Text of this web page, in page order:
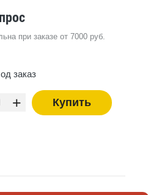
при заказе от 7000 руб.
заказ
+ Купить